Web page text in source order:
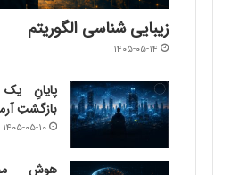
زیبایی شناسی الگوریتم
۱۴۰۵-۰۵-۱۴
پایانِ
بازگشتِ
۱۴۰۵-۰۵-۱۰
هوش